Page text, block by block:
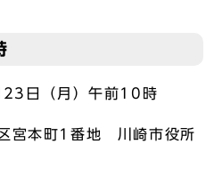
23日（月）午前10時
宮本町1番地 川崎市役所